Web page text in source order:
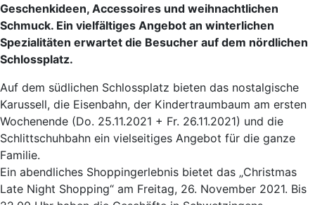
Geschenkideen, Accessoires und weihnachtlichen
Schmuck. Ein vielfältiges Angebot an winterlichen
Spezialitäten erwartet die Besucher auf dem nördlichen
Schlossplatz.
Auf dem südlichen Schlossplatz bieten das nostalgische
Karussell, die Eisenbahn, der Kindertraumbaum am ersten
Wochenende (Do. 25.11.2021 + Fr. 26.11.2021) und die
Schlittschuhbahn ein vielseitiges Angebot für die ganze
Familie.
Ein abendliches Shoppingerlebnis bietet das „Christmas
Late Night Shopping“ am Freitag, 26. November 2021. Bis